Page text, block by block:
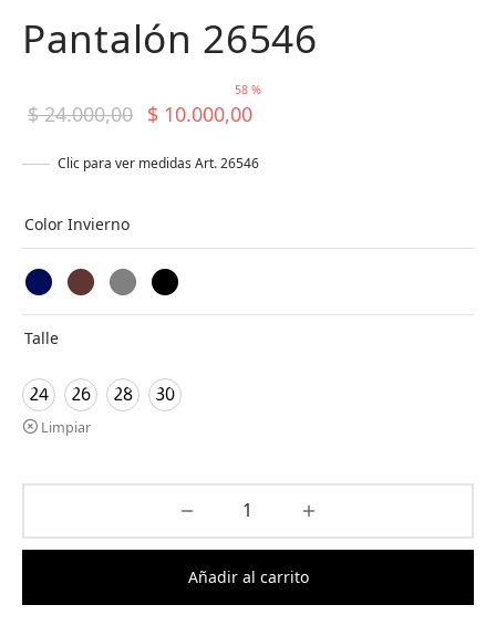
Pantalón 26546
58 %
$24.000,00 El precio
era:
$ 10.000,00
$ 10.000,00.
Clic para ver medidas Art. 26546
Color Invierno
Talle
24 26 28 30
Limpiar
Añadir al carrito